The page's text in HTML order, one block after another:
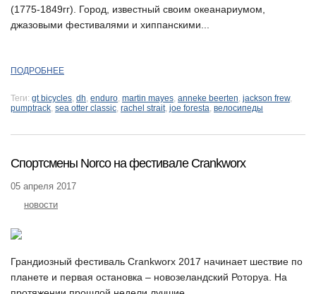
(1775-1849гг). Город, известный своим океанариумом,
джазовыми фестивалями и хиппанскими...
ПОДРОБНЕЕ
Теги: gt bicycles, dh, enduro, martin mayes, anneke beerten, jackson frew,
pumptrack, sea otter classic, rachel strait, joe foresta, велосипеды
Спортсмены Norco на фестивале Crankworx
05 апреля 2017
новости
Грандиозный фестиваль Crankworx 2017 начинает шествие по
планете и первая остановка – новозеландский Роторуа. На